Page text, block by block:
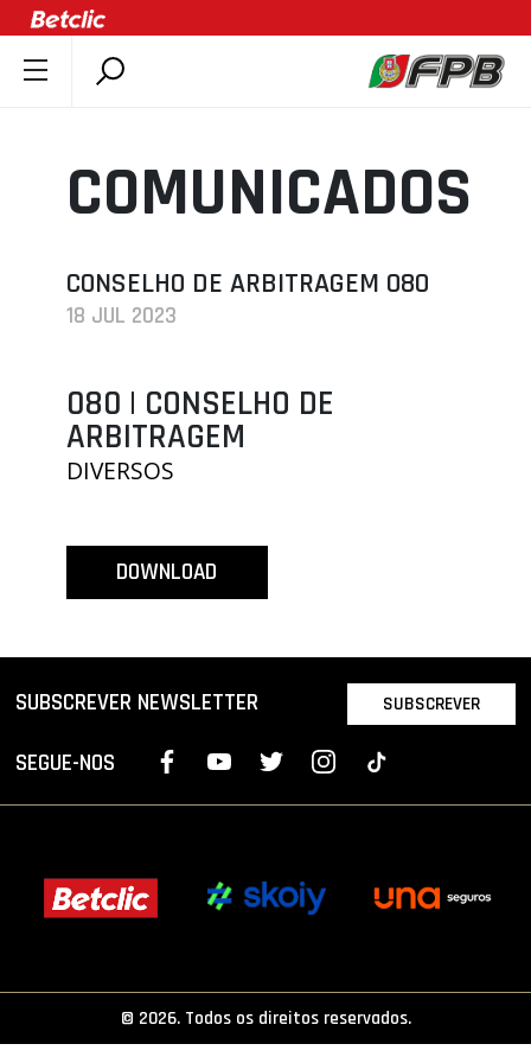
DOCUMENTOS
ÚLTIMAS
ASSOCIAÇÕES
CLUBES
AGENDA
SELEÇÕES
MINIBASQUETE
PROJETOS
LIGA BETCLIC FEMININA
COMUNICADOS
CONSELHO DE ARBITRAGEM 080
18 JUL 2023
080 | CONSELHO DE
ARBITRAGEM
DIVERSOS
DOWNLOAD
SUBSCREVER NEWSLETTER SUBSCREVER
SEGUE-NOS
© 2026. Todos os direitos reservados.